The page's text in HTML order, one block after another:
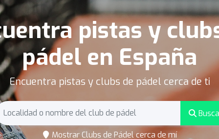
pistas y
pádel en España
Encuentra pistas y clubs de pádel cerca de ti
Mostrar Clubs de Pádel cerca de mí